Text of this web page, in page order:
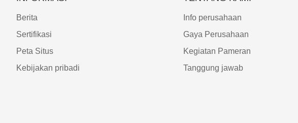
Berita
Sertifikasi
Peta Situs
Kebijakan pribadi
Info perusahaan
Gaya Perusahaan
Kegiatan Pameran
Tanggung jawab